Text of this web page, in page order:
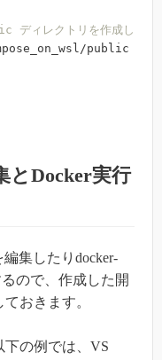
ディレクトリを作成します
public
Docker実行
集したりdocker-
ので、作成した開
おきます。
下の例では、VS